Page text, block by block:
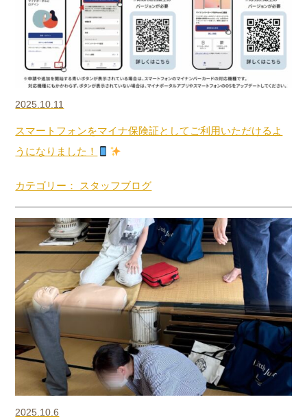
2025.10.11
スマートフォンをマイナ保険証としてご利用いただけるよ
うになりました！
カテゴリー： スタッフブログ
2025.10.6